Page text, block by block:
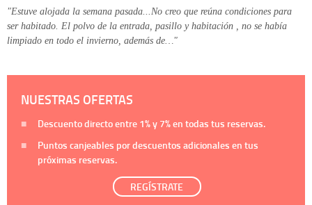
"Estuve alojada la semana pasada...No creo que reúna condiciones para
ser habitado. El polvo de la entrada, pasillo y habitación , no se había
limpiado en todo el invierno, además de…"
NUESTRAS OFERTAS
Descuento directo entre 1%y 7%en todas tus reservas.
Puntos canjeables por descuentos adicionales en tus
próximas reservas.
REGÍSTRATE